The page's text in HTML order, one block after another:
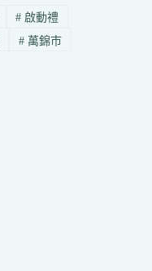
# 啟動禮
# 萬錦市